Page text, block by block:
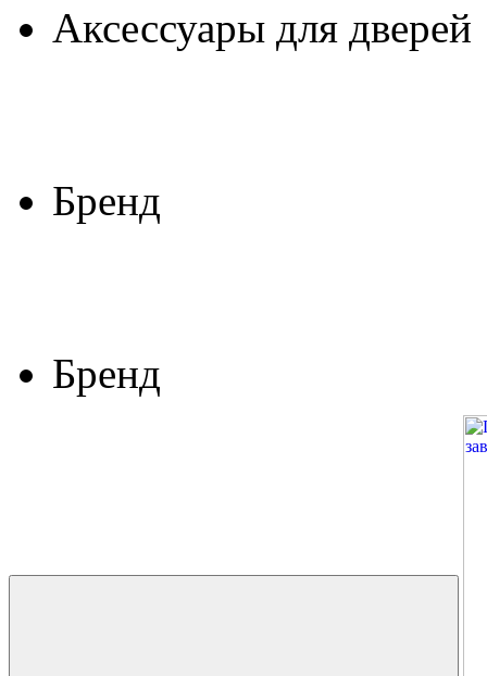
Аксессуары для дверей
Бренд
Бренд